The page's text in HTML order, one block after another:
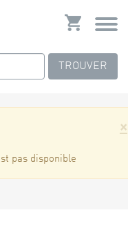
TROUVER
×
pas disponible